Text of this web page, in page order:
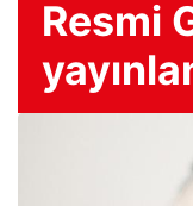
Resmi